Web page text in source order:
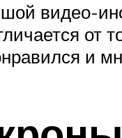
видео-
от
и